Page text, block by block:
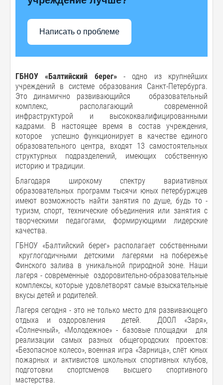
Написать о проблеме
ГБНОУ «Балтийский берег»- одно из крупнейших
учреждений в системе образования Санкт-Петербурга.
Это динамично развивающийся образовательный
комплекс, располагающий современной
инфраструктурой и высококвалифицированными
кадрами. В настоящее время в состав учреждения,
которое успешно функционирует в качестве единого
образовательного центра, входят 13 самостоятельных
структурных подразделений, имеющих собственную
историю и традиции.
Благодаря широкому спектру вариативных
образовательных программ тысячи юных петербуржцев
имеют возможность найти занятия по душе, будь то -
туризм, спорт, технические объединения или занятия с
творческими педагогами, формирующими лидерские
качества.
ГБНОУ «Балтийский берег» располагает собственными
круглогодичными детскими лагерями на побережье
Финского залива в уникальной природной зоне. Наши
лагеря - современные оздоровительно-образовательные
комплексы, которые удовлетворят самые взыскательные
вкусы детей и родителей.
Лагеря сегодня - это не только место для развивающего
отдыха и оздоровления детей. ДООЛ «Заря»,
«Солнечный», «Молодежное» - базовые площадки для
реализации самых разных общегородских проектов:
«Безопасное колесо», военная игра «Зарница», слёт юных
пожарных и активистов школьных спортивных клубов,
подготовки спортсменов высшего спортивного
мастерства.